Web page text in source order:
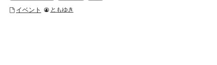
イベント ともゆき